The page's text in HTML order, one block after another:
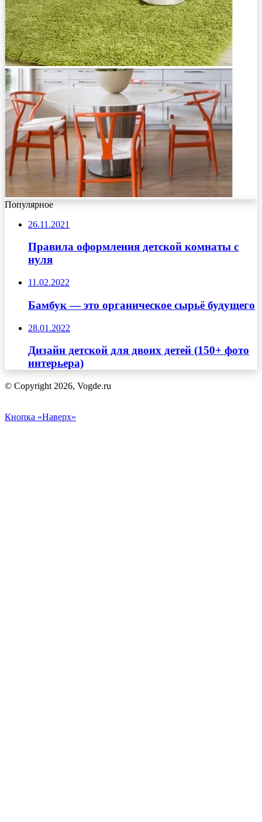
Популярное
26.11.2021
Правила оформления детской комнаты с
нуля
11.02.2022
Бамбук — это органическое сырьё будущего
28.01.2022
Дизайн детской для двоих детей (150+ фото
интерьера)
© Copyright 2026, Vogde.ru
Кнопка «Наверх»